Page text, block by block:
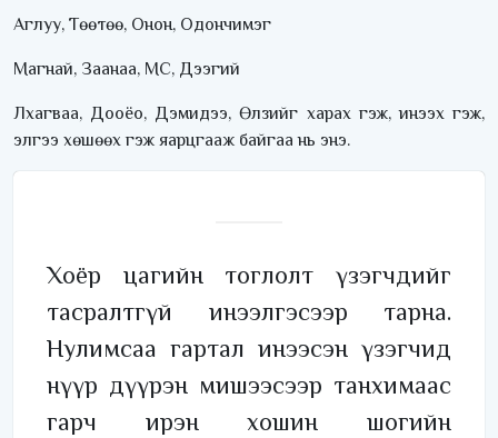
Аглуу, Төөтөө, Онон, Одончимэг
Магнай, Заанаа, МС, Дээгий
Лхагваа, Дооёо, Дэмидээ, Өлзийг харах гэж, инээх гэж,
элгээ хөшөөх гэж яарцгааж байгаа нь энэ.
Хоёр цагийн тоглолт үзэгчдийг
тасралтгүй инээлгэсээр тарна.
Нулимсаа гартал инээсэн үзэгчид
нүүр дүүрэн мишээсээр танхимаас
гарч ирэн хошин шогийн